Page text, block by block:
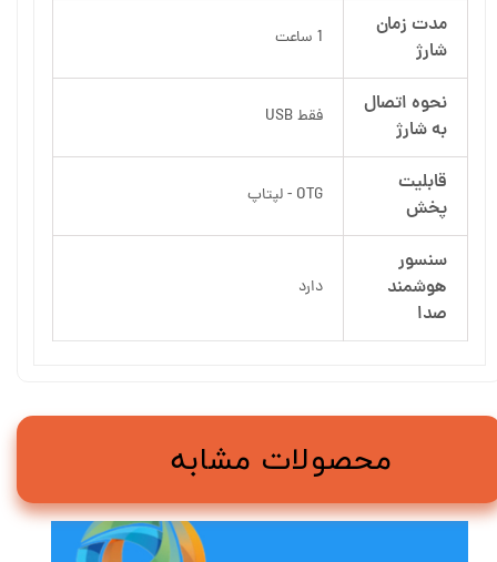
مدت زمان
شارژ
1 ساعت
نحوه اتصال
به شارژ
فقط USB
قابلیت
پخش
OTG - لپتاپ
سنسور
هوشمند
صدا
دارد
محصولات مشابه